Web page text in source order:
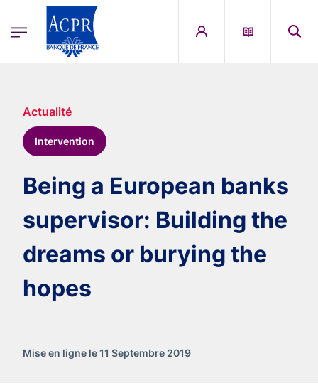
ACPR Menu Principal (French)
Actualité
Intervention
Being a European banks
supervisor: Building the
dreams or burying the
hopes
Mise en ligne le 11 Septembre 2019